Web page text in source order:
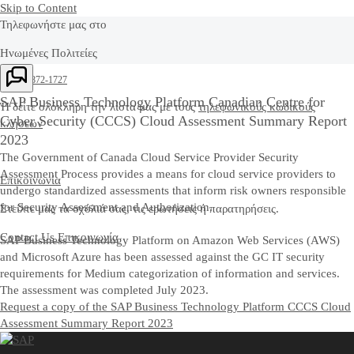
Skip to Content
Τηλεφωνήστε μας στο
Ηνωμένες Πολιτείες
+1-800-872-1727
Ή δείτε ολόκληρη την λίστα μας με τουςτηλεφωνικούς κωδικούς
κλήσεων
Επικοινωνία
Στείλτε μας τα σχόλιά σας, τις ερωτήσεις ή παρατηρήσεις.
Contact UsΕπικοινωνία
SAP Business Technology Platform Canadian Centre for
Cyber Security (CCCS) Cloud Assessment Summary Report
2023
The Government of Canada Cloud Service Provider Security
Assessment Process provides a means for cloud service providers to
undergo standardized assessments that inform risk owners responsible
for Security Assessment and Authorization.
SAP Business Technology Platform on Amazon Web Services (AWS)
and Microsoft Azure has been assessed against the GC IT security
requirements for Medium categorization of information and services.
The assessment was completed July 2023.
Request a copy of the SAP Business Technology Platform CCCS Cloud
Assessment Summary Report 2023